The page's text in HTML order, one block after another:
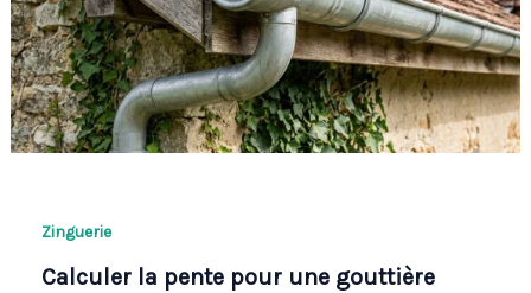
Zinguerie
Calculer la pente pour une gouttière